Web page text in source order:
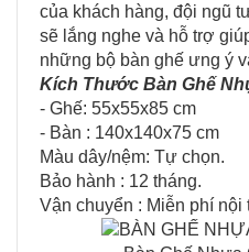
của khách hàng, đội ngũ
sẽ lắng nghe và hỗ trợ
những bộ bàn ghế ưng ý
Kích Thước Bàn Ghế
- Ghế: 55x55x85 cm
- Bàn : 140x140x75 cm
Màu dây/nệm: Tự chọn.
Bảo hành : 12 tháng.
Vận chuyển : Miễn​ p​hí nội